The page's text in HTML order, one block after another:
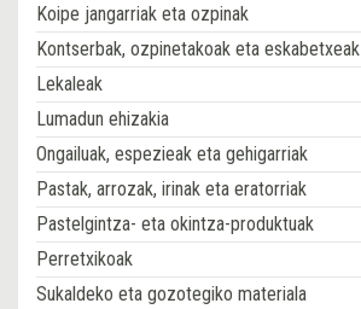
Koipe jangarriak eta ozpinak
Kontserbak, ozpinetakoak eta eskabetxeak
Lekaleak
Lumadun ehizakia
Ongailuak, espezieak eta gehigarriak
Pastak, arrozak, irinak eta eratorriak
Pastelgintza- eta okintza-produktuak
Perretxikoak
Sukaldeko eta gozotegiko materiala